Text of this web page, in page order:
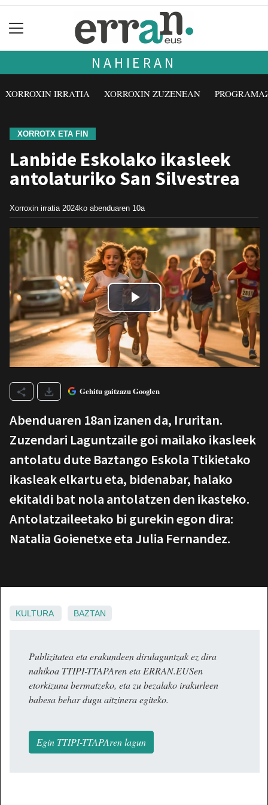
NAHIERAN
XORROXIN IRRATIA XORROXIN ZUZENEAN
XORROTX ETA FIN
Lanbide Eskolako ikasleek
antolaturiko San Silvestrea
Xorroxin irratia 2024ko abenduaren 10a
Gehitu gaitzazu Googlen
Abenduaren 18an izanen da, Iruritan.
Zuzendari Laguntzaile goi mailako ikasleek
antolatu dute Baztango Eskola Ttikietako
ikasleak elkartu eta, bidenabar, halako
ekitaldi bat nola antolatzen den ikasteko.
Antolatzaileetako bi gurekin egon dira:
Natalia Goienetxe eta Julia Fernandez.
KULTURA BAZTAN
Publizitatea eta erakundeen dirulaguntzak ez dira
nahikoa TTIPI-TTAPAren eta ERRAN.EUSen
etorkizuna bermatzeko, eta zu bezalako irakurleen
babesa behar dugu aitzinera egiteko.
Egin TTIPI-TTAPAren lagun